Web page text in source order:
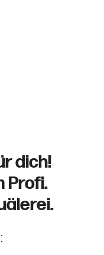
dich!
Profi.